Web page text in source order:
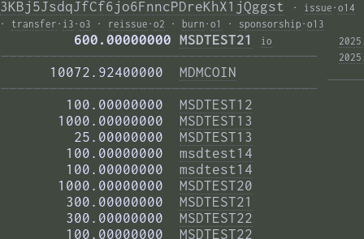
3KBj5JsdqJfCf6jo6FnncPDreKhX1jQggst · issue · o14
· transfer · i3 · o3 · reissue · o2 · burn · o1 · sponsorship · o13
         600.00000000
MSDTEST21 io
———————————————————————————————————————
      10072.92400000
MDMCOIN
———————————————————————————————————————
        100.00000000
MSDTEST12
       1000.00000000
MSDTEST13
         25.00000000
MSDTEST13
        100.00000000
msdtest14
        100.00000000
msdtest14
       1000.00000000
MSDTEST20
        300.00000000
MSDTEST21
        300.00000000
MSDTEST22
        100.00000000
MSDTEST22